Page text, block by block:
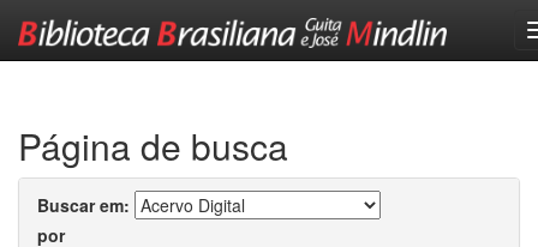
Página de busca
Buscar em:
por